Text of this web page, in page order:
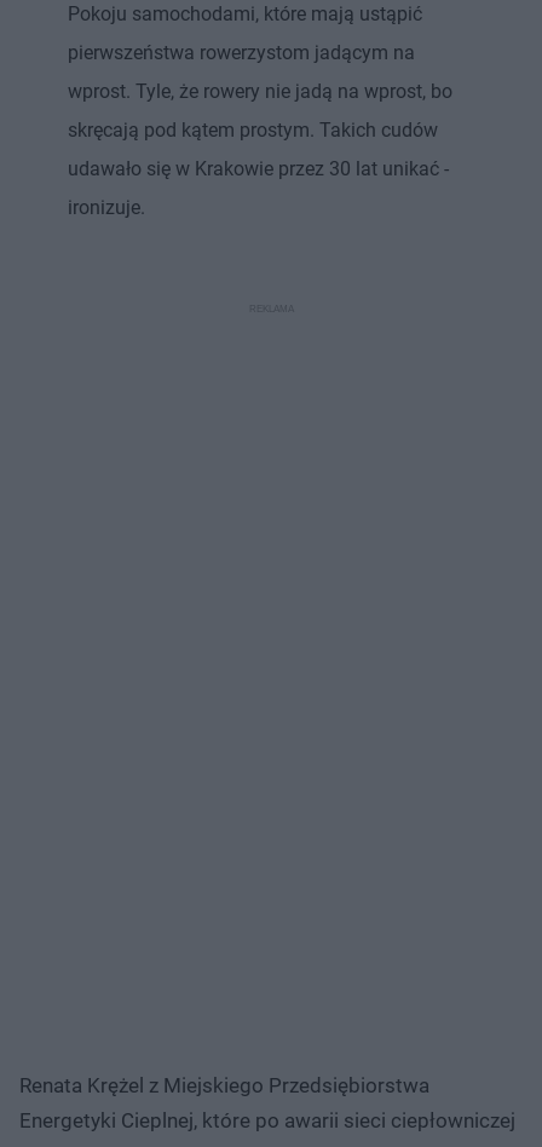
Pokoju samochodami, które mają ustąpić
pierwszeństwa rowerzystom jadącym na
wprost. Tyle, że rowery nie jadą na wprost, bo
skręcają pod kątem prostym. Takich cudów
udawało się w Krakowie przez 30 lat unikać -
ironizuje.
Renata Krężel z Miejskiego Przedsiębiorstwa
Energetyki Cieplnej, które po awarii sieci ciepłowniczej